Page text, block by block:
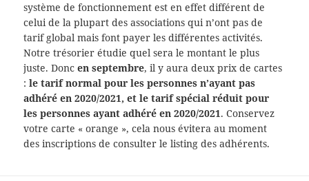
système de fonctionnement est en effet différent de
celui de la plupart des associations qui n’ont pas de
tarif global mais font payer les différentes activités.
Notre trésorier étudie quel sera le montant le plus
juste. Doncen septembre, il y aura deux prix de cartes
: le tarif normal pour les personnes n’ayant pas
adhéré en 2020/2021, et le tarif spécial réduit pour
les personnes ayant adhéré en 2020/2021. Conservez
votre carte « orange », cela nous évitera au moment
des inscriptions de consulter le listing des adhérents.